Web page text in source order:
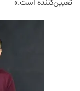
تعیین‌کننده است.»